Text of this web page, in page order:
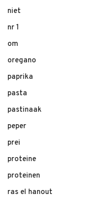
niet
nr 1
om
oregano
paprika
pasta
pastinaak
peper
prei
proteine
proteinen
ras el hanout